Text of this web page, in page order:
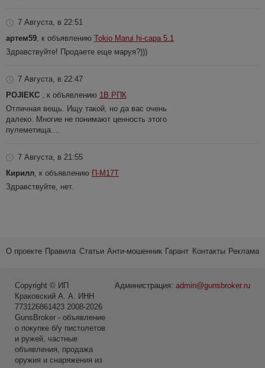
7 Августа, в 22:51
артем59 , к объявлению Tokio Marui hi-capa 5.1
Здравствуйте! Продаете еще маруя?)))
7 Августа, в 22:47
POJIEKC
, к объявлению 1В РПК
Отличная вещь. Ищу такой, но да вас очень
далеко. Многие не понимают ценность этого
пулеметища....
7 Августа, в 21:55
Кирилл , к объявлению П-М17Т
Здравствуйте, нет.
О проекте Правила Статьи Анти-мошенник Гарант Контакты Реклама
Администрация: admin@gunsbroker.ru
Copyright © ИП
Краковский А. А. ИНН
773126861423 2008-2026
GunsBroker - объявление
о покупке б/у пистолетов
и ружей, частные
объявления, продажа
оружия и снаряжения из